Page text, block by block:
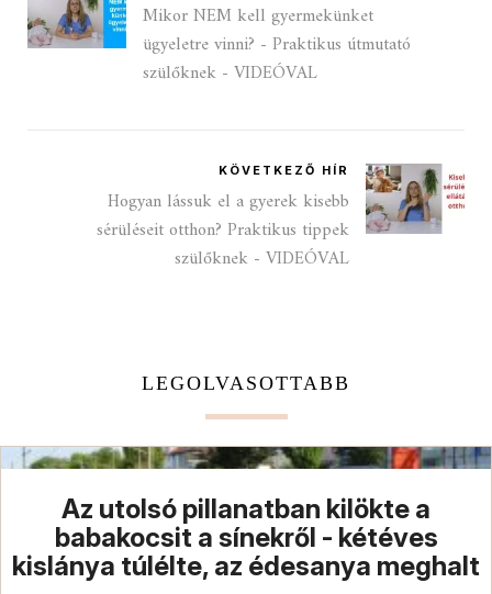
Mikor NEM kell gyermekünket
ügyeletre vinni? - Praktikus útmutató
szülőknek - VIDEÓVAL
KÖVETKEZŐ HÍR
Hogyan lássuk el a gyerek kisebb
sérüléseit otthon? Praktikus tippek
szülőknek - VIDEÓVAL
LEGOLVASOTTABB
Az utolsó pillanatban kilökte a
babakocsit a sínekről - kétéves
kislánya túlélte, az édesanya meghalt